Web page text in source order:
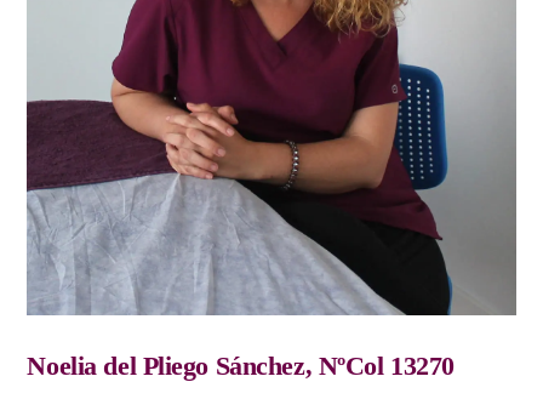
Noelia del Pliego Sánchez, NºCol 13270